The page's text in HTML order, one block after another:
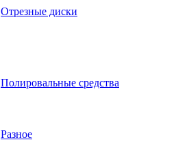
Отрезные диски
Полировальные средства
Разное